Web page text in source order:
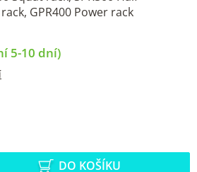
GPR400 Power rack
5-10 dní)
DO KOŠÍKU